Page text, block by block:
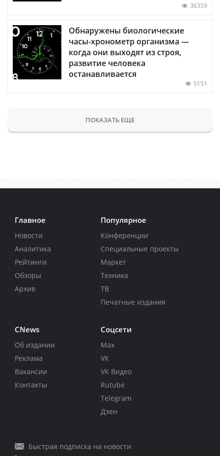
36359
Обнаружены биологические
часы-хронометр организма —
когда они выходят из строя,
развитие человека
останавливается
5151
ПОКАЗАТЬ ЕЩЕ
Главное
Новости
Аналитика
Рейтинги
Обзоры
Архив
Популярное
Конференции
Специальные проекты
Маркет
Техника
ТВ
Печатные издания
CNews
Об издании
Реклама
Вакансии
Контакты
Соцсети
Max
VK
VK Видео
Rutube
Telegram
Дзен
Быстрая подписка на новости